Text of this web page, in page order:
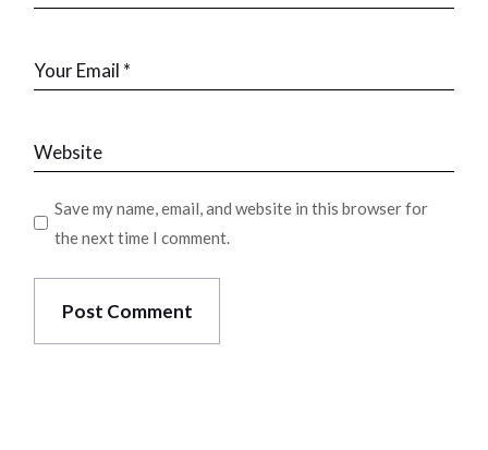
Save my name, email, and website in this browser for
the next time I comment.
Post Comment